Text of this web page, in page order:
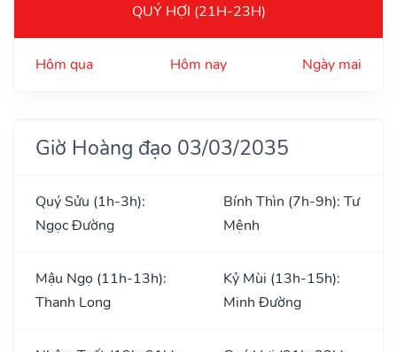
QUÝ HỢI (21H-23H)
Hôm qua Hôm nay Ngày mai
Giờ Hoàng đạo 03/03/2035
Quý Sửu (1h-3h):
Ngọc Đường
Bính Thìn (7h-9h): Tư
Mệnh
Mậu Ngọ (11h-13h):
Thanh Long
Kỷ Mùi (13h-15h):
Minh Đường